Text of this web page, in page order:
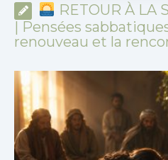
RETOUR À LA
| Pensées
renouveau et la